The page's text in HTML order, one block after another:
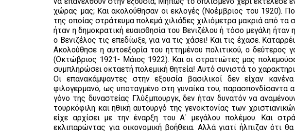
χώρας μας; Και ακολούθησαν οι εκλογές (Νοέμβριος του 1920).
της οποίας στράτευμα πολεμά χιλιάδες χιλιόμετρα μακριά από τα
ήταν η δημοκρατική ευαισθησία του Βενιζέλου ή τόσο μεγάλη
ο Βενιζέλος τις επεδίωξε, για να τις χάσει! Και τις έχασε.
Ακολούθησε η αυτοεξορία του ηττημένου πολιτικού, ο δεύτερος
(Οκτώβριος 1921- Μάιος 1922). Και οι στρατιώτες μας
συμπληρώσει οκταετή πολεμική θητεία! Αυτό συνιστά το
Οι επανακάμψαντες στην εξουσία βασιλικοί δεν είχαν
φιλογερμανό, ως υποταγμένο στη γυναίκα του, παρασπονδίσαντα
γόνο της δυναστείας Γλύξμπουργκ, δεν ήταν δυνατόν να
τουρκόφιλη και ηθική αυτουργό της γενοκτονίας των
είχε αρχίσει με την έναρξη του Α΄ μεγάλου πολέμου. Και
εκλιπαρώντας για οικονομική βοήθεια. Αλλά γιατί ήλπιζαν ότι